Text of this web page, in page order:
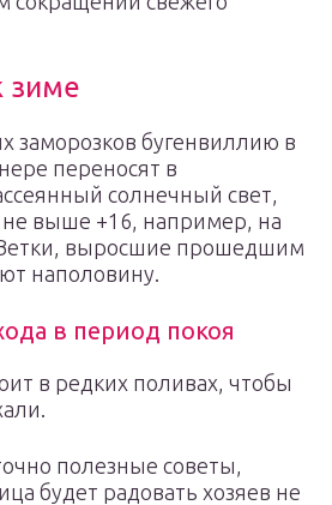
зиме
заморозков бугенвиллию в
переносят в
солнечный свет,
выше +16, например, на
выросшие прошедшим
наполовину.
в период покоя
в редких поливах, чтобы
полезные советы,
будет радовать хозяев не